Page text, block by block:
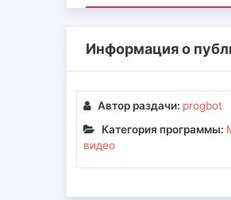
Информация о
Автор раздачи: progbot
Категория программы:
видео